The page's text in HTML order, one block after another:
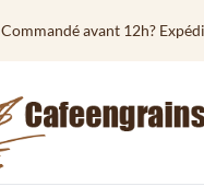
Commandé avant 12h?